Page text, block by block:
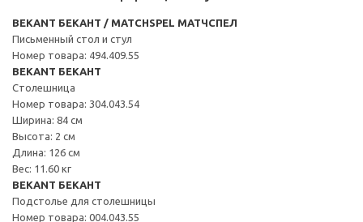
BEKANT БЕКАНТ / MATCHSPEL МАТЧСПЕЛ
Письменный стол и стул
Номер товара: 494.409.55
BEKANT БЕКАНТ
Столешница
Номер товара: 304.043.54
Ширина: 84 см
Высота: 2 см
Длина: 126 см
Вес: 11.60 кг
BEKANT БЕКАНТ
Подстолье для столешницы
Номер товара: 004.043.55